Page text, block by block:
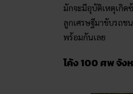
มักจะมีอุบัติเหตุเกิด
ลูกเศรษฐีมาขับรถช
พร้อมกันเลย
โค้ง 100 ศพ จัง